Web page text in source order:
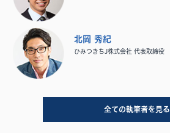
北岡 秀紀
ひみつきちJ株式会社 代表取締役
全ての執筆者を見る